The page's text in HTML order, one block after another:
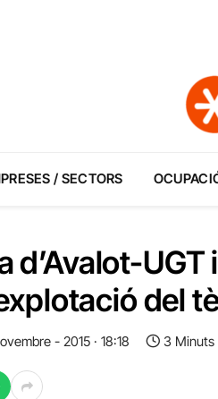
/ SECTORS
d’Avalot-
del
- 2015 · 18:18 3 Minuts